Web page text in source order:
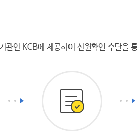
관인 KCB에 제공하여 신원확인 수단을